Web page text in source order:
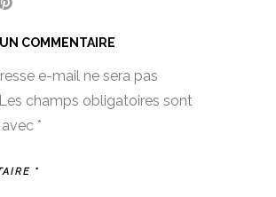
COMMENTAIRE
e-mail ne sera pas
Les champs obligatoires sont
*
*